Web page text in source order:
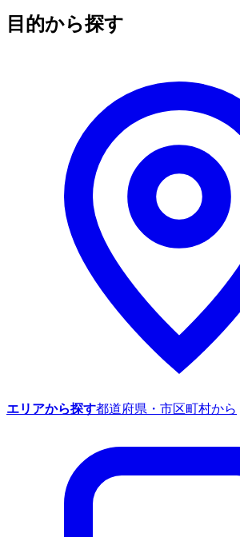
目的から探す
エリアから探す都道府県・市区町村から